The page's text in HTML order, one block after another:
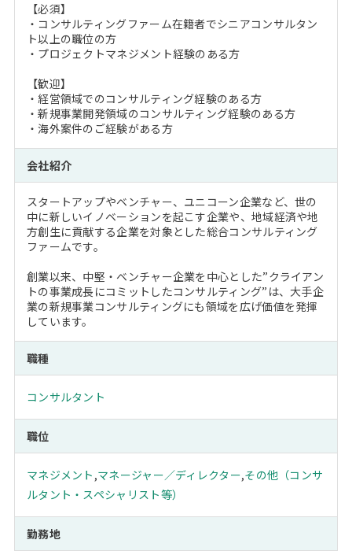
【必須】
・コンサルティングファーム在籍者でシニアコンサルタン
ト以上の職位の方
・プロジェクトマネジメント経験のある方
【歓迎】
・経営領域でのコンサルティング経験のある方
・新規事業開発領域のコンサルティング経験のある方
・海外案件のご経験がある方
会社紹介
スタートアップやベンチャー、ユニコーン企業など、世の
中に新しいイノベーションを起こす企業や、地域経済や地
方創生に貢献する企業を対象とした総合コンサルティング
ファームです。
創業以来、中堅・ベンチャー企業を中心とした”クライアン
トの事業成長にコミットしたコンサルティング”は、大手企
業の新規事業コンサルティングにも領域を広げ価値を発揮
しています。
職種
コンサルタント
職位
マネジメント ,マネージャー／ディレクター,その他（コンサ
ルタント・スペシャリスト等）
勤務地